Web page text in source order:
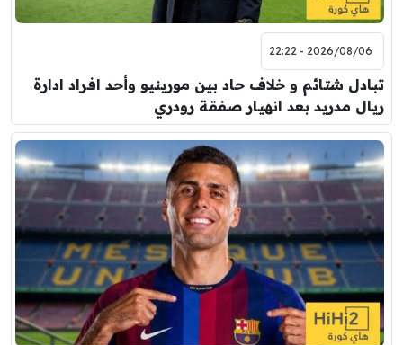
2026/08/06 - 22:22
تبادل شتائم و خلاف حاد بين مورينيو وأحد افراد ادارة
ريال مدريد بعد انهيار صفقة رودري